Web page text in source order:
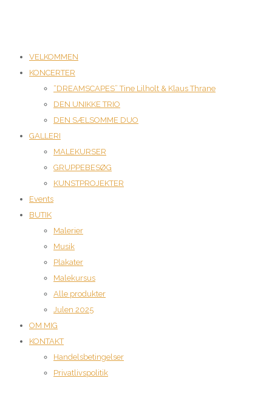
VELKOMMEN
KONCERTER
“DREAMSCAPES” Tine Lilholt & Klaus Thrane
DEN UNIKKE TRIO
DEN SÆLSOMME DUO
GALLERI
MALEKURSER
GRUPPEBESØG
KUNSTPROJEKTER
Events
BUTIK
Malerier
Musik
Plakater
Malekursus
Alle produkter
Julen 2025
OM MIG
KONTAKT
Handelsbetingelser
Privatlivspolitik